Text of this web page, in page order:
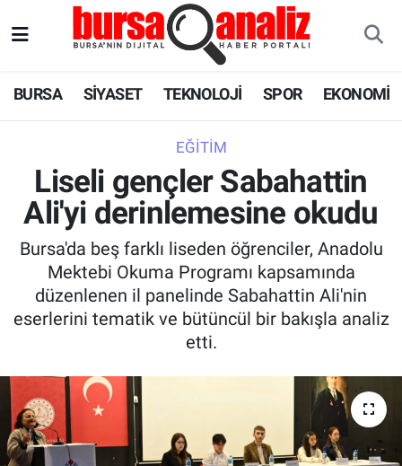
BURSA SİYASET TEKNOLOJİ SPOR EKONOMİ
EĞITIM
Liseli gençler Sabahattin
Ali'yi derinlemesine okudu
Bursa'da beş farklı liseden öğrenciler, Anadolu
Mektebi Okuma Programı kapsamında
düzenlenen il panelinde Sabahattin Ali'nin
eserlerini tematik ve bütüncül bir bakışla analiz
etti.
SPOR
EKONOMİ
SAĞLIK
BLOG
Süper Lig Puan Durumu ve Fikstür
Tüm Manşetler
Son Dakika Haberleri